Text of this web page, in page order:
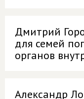
Дмитрий
для семей
органов
Александр